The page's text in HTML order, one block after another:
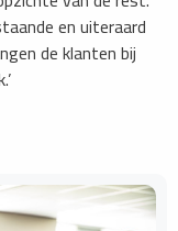
en uiteraard
de klanten bij